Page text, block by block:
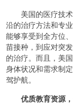
美国的医疗技术
沿的治疗方法和专
能够享受到全方位
苗接种，到应对突
的治疗。而且，美
身体状况和需求制
驾护航。
优质教育资源